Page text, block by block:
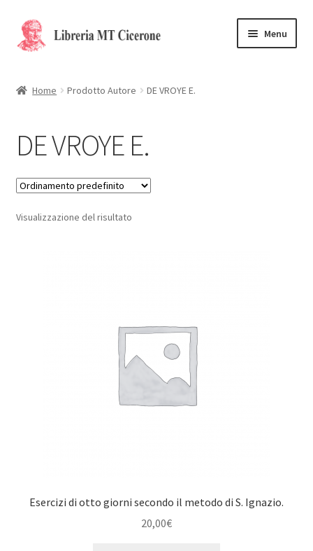
Vai
alla
Vai
al
Menu
La Storia
Contattaci
Cassa
Home Prodotto Autore DE VROYE E.
DE VROYE E.
Visualizzazione del risultato
Esercizi di otto giorni secondo il metodo di S. Ignazio.
20,00€